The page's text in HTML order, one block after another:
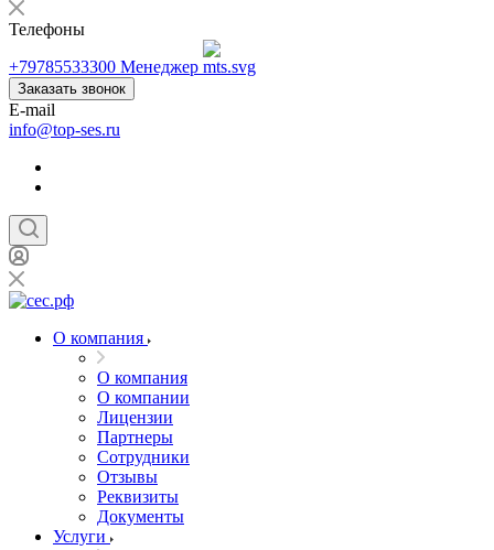
Телефоны
+79785533300 Менеджер
Заказать звонок
E-mail
info@top-ses.ru
О компания
О компания
О компании
Лицензии
Партнеры
Сотрудники
Отзывы
Реквизиты
Документы
Услуги